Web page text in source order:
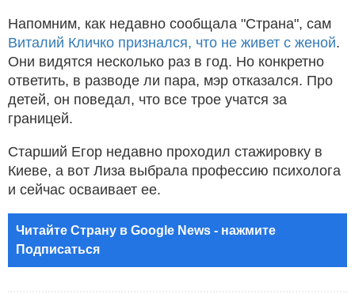
Напомним, как недавно сообщала "Страна", сам
Виталий Кличко признался, что не живет с женой.
Они видятся несколько раз в год. Но конкретно
ответить, в разводе ли пара, мэр отказался. Про
детей, он поведал, что все трое учатся за
границей.
Старший Егор недавно проходил стажировку в
Киеве, а вот Лиза выбрала профессию психолога
и сейчас осваивает ее.
Читайте Страну в Google News - нажмите
Подписаться